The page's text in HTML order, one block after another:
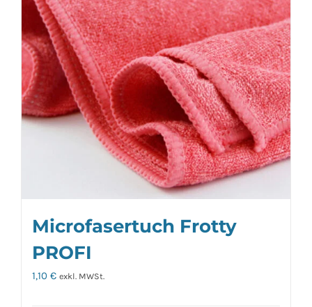
Microfasertuch Frotty
PROFI
1,10 € exkl. MWSt.